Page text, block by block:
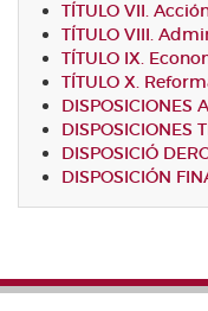
TÍTULO VII.
TÍTULO VIII.
TÍTULO IX.
TÍTULO X.
DISPOSICIONES
DISPOSICIONES
DISPOSICIÓ
DISPOSICIÓN